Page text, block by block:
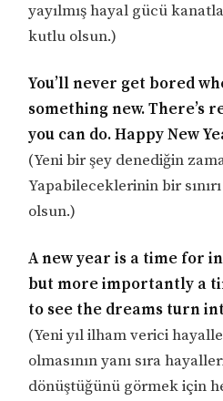
yayılmış hayal gücü
kutlu olsun.)
You’ll never get bored
something new. There’s
you can do. Happy New
(Yeni bir şey denediğin
Yapabileceklerinin bir
olsun.)
A new year is a time for
but more importantly a
to see the dreams turn
(Yeni yıl ilham verici
olmasının yanı sıra
dönüştüğünü görmek için